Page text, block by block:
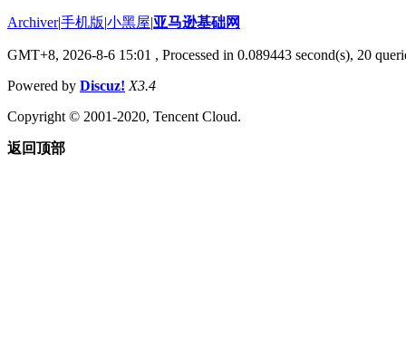
Archiver|手机版|小黑屋|亚马逊基础网
GMT+8, 2026-8-6 15:01 , Processed in 0.089443 second(s), 20
Powered by Discuz! X3.4
Copyright © 2001-2020, Tencent Cloud.
返回顶部